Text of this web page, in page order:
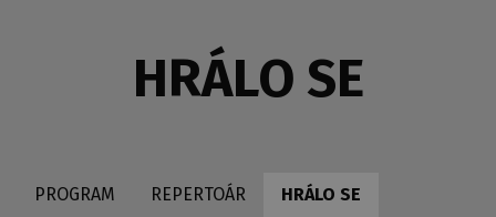
HRÁLO SE
PROGRAM REPERTOÁR HRÁLO SE